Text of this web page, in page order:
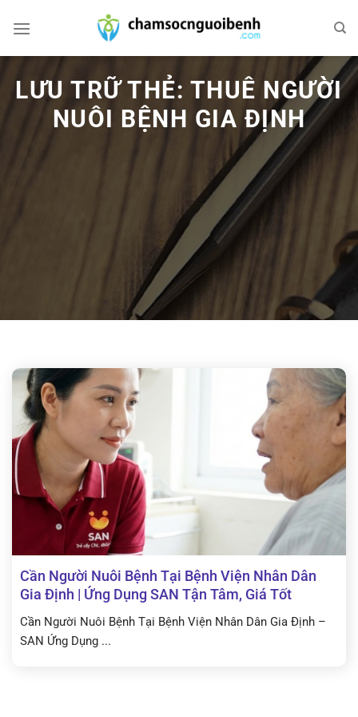
qua
LƯU TRỮ THẺ: THUÊ NGƯỜI
NUÔI BỆNH GIA ĐỊNH
Cần Người Nuôi Bệnh Tại Bệnh Viện Nhân Dân
Gia Định | Ứng Dụng SAN Tận Tâm, Giá Tốt
Cần Người Nuôi Bệnh Tại Bệnh Viện Nhân Dân Gia Định –
SAN Ứng Dụng ...